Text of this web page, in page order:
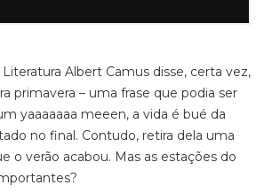
Albert Camus disse, certa vez,
primavera – uma frase que podia ser
yaaaaaaa meeen, a vida é bué da
no final. Contudo, retira dela uma
o verão acabou. Mas as estações do